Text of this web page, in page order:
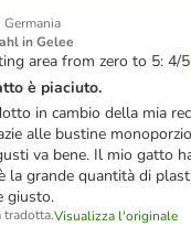
Germania
in Gelee
area from zero to 5: 4/5
è piaciuto.
in cambio della mia
alle bustine
va bene. Il mio gatto
la grande quantità di
giusto.
tradotta.Visualizza l'originale